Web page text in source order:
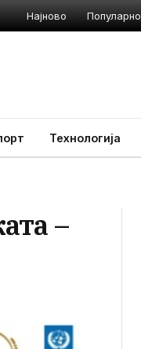
Најново Популарно
Технологија
–